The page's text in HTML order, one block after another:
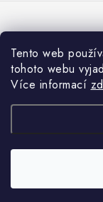
Tento web
tohoto webu
Více informací
Partner stránek:
Podmínky akce 2 +